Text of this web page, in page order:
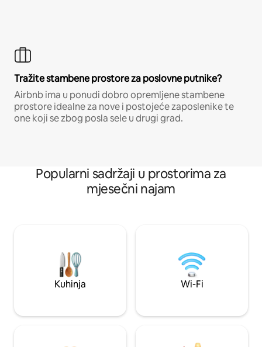
Tražite stambene prostore za poslovne putnike?
Airbnb ima u ponudi dobro opremljene stambene
prostore idealne za nove i postojeće zaposlenike te
one koji se zbog posla sele u drugi grad.
Popularni sadržaji u prostorima za
mjesečni najam
Kuhinja Wi-Fi